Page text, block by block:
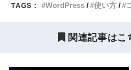
TAGS : WordPress 使い方
関連記事はこ